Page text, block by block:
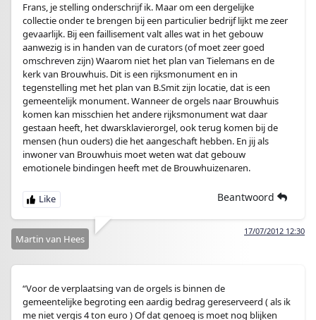
Frans, je stelling onderschrijf ik. Maar om een dergelijke
collectie onder te brengen bij een particulier bedrijf lijkt me zeer
gevaarlijk. Bij een faillisement valt alles wat in het gebouw
aanwezig is in handen van de curators (of moet zeer goed
omschreven zijn) Waarom niet het plan van Tielemans en de
kerk van Brouwhuis. Dit is een rijksmonument en in
tegenstelling met het plan van B.Smit zijn locatie, dat is een
gemeentelijk monument. Wanneer de orgels naar Brouwhuis
komen kan misschien het andere rijksmonument wat daar
gestaan heeft, het dwarsklavierorgel, ook terug komen bij de
mensen (hun ouders) die het aangeschaft hebben. En jij als
inwoner van Brouwhuis moet weten wat dat gebouw
emotionele bindingen heeft met de Brouwhuizenaren.
Beantwoord
17/07/2012 12:30
Martin van Hees
“Voor de verplaatsing van de orgels is binnen de
gemeentelijke begroting een aardig bedrag gereserveerd ( als ik
me niet vergis 4 ton euro ) Of dat genoeg is moet nog blijken